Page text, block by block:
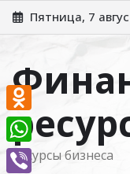
Перейти
к
Пятница, 7
Ресурсы бизнеса
Odnoklassniki
WhatsApp